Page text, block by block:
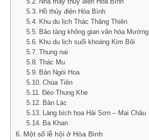
Hồ thủy điện Hòa Bình
Khu du lịch Thác Thăng Thiên
Bảo tàng không gian văn hóa Mường
Khu du lịch suối khoáng Kim Bôi
Thung nai
Thác Mu
Bản Ngòi Hoa
Chùa Tiên
Đèo Thung Khe
Bản Lác
Làng bích họa Hải Sơn – Mai Châu
Ba Khan
Một số lễ hội ở Hòa Bình